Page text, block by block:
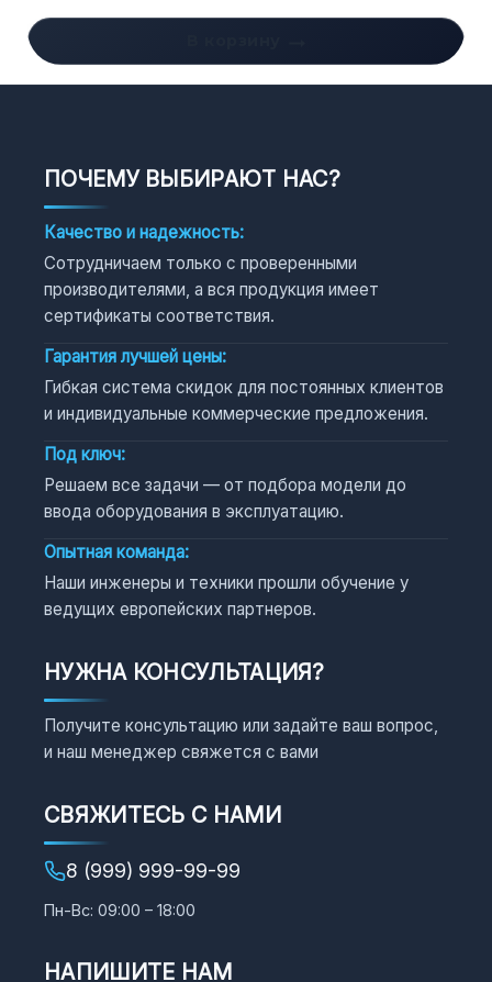
ПОЧЕМУ ВЫБИРАЮТ НАС?
Качество и надежность:
Сотрудничаем только с проверенными
производителями, а вся продукция имеет
сертификаты соответствия.
Гарантия лучшей цены:
Гибкая система скидок для постоянных клиентов
и индивидуальные коммерческие предложения.
Под ключ:
Решаем все задачи — от подбора модели до
ввода оборудования в эксплуатацию.
Опытная команда:
Наши инженеры и техники прошли обучение у
ведущих европейских партнеров.
НУЖНА КОНСУЛЬТАЦИЯ?
Получите консультацию или задайте ваш вопрос,
и наш менеджер свяжется с вами
СВЯЖИТЕСЬ С НАМИ
8 (999) 999-99-99
Пн-Вс: 09:00 – 18:00
НАПИШИТЕ НАМ